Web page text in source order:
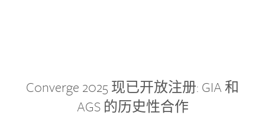
Converge 2025 现已开放注册: GIA 和
AGS 的历史性合作